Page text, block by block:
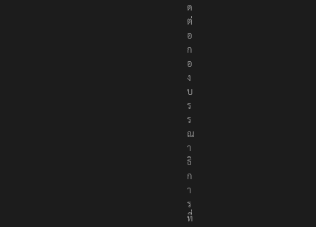
ด
ต่
อ
ก
อ
ง
บ
ร
ร
ณ
า
ธิ
ก
า
ร
ที่